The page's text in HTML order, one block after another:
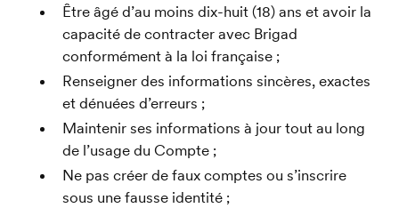
Être âgé d’au moins dix-huit (18) ans et avoir la
capacité de contracter avec Brigad
conformément à la loi française ;
Renseigner des informations sincères, exactes
et dénuées d’erreurs ;
Maintenir ses informations à jour tout au long
de l’usage du Compte ;
Ne pas créer de faux comptes ou s’inscrire
sous une fausse identité ;